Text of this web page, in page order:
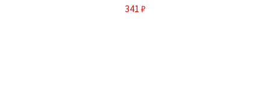
341 ₽